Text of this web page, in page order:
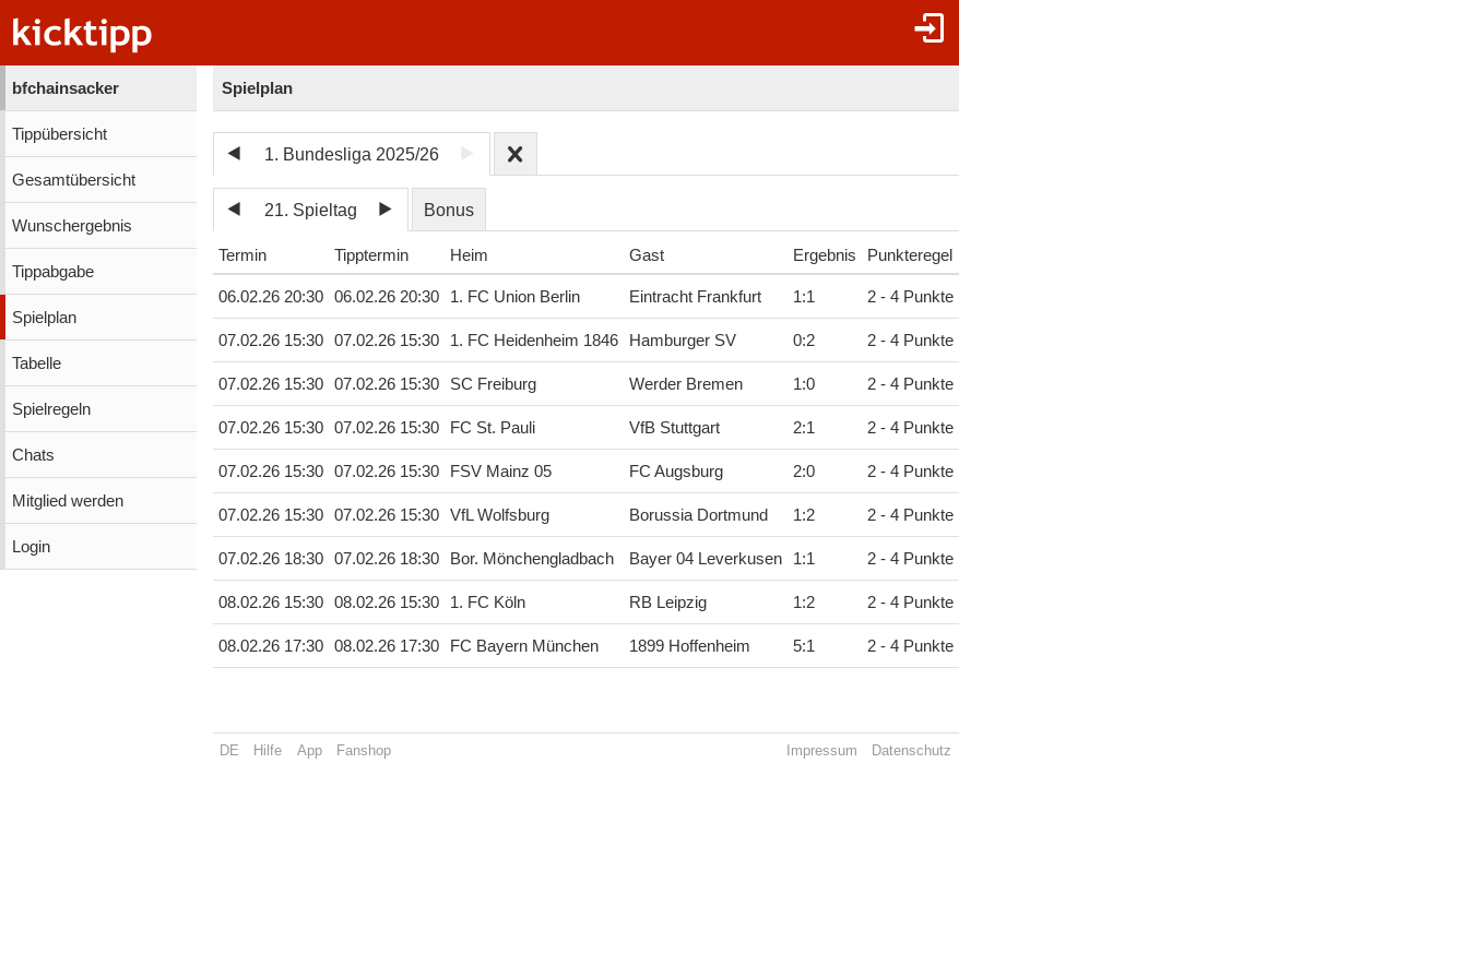
bfchainsacker
Tippübersicht
Gesamtübersicht
Wunschergebnis
Tippabgabe
Spielplan
Tabelle
Spielregeln
Chats
Mitglied werden
Login
Spielplan
1. Bundesliga 2025/26
21. Spieltag Bonus
Termin Tipptermin Heim Gast Ergebnis Punkteregel
06.02.26 20:30 06.02.26 20:30 1. FC Union Berlin Eintracht Frankfurt 1:1 2 - 4 Punkte
07.02.26 15:30 07.02.26 15:30 1. FC Heidenheim 1846 Hamburger SV 0:2 2 - 4 Punkte
07.02.26 15:30 07.02.26 15:30 SC Freiburg Werder Bremen 1:0 2 - 4 Punkte
07.02.26 15:30 07.02.26 15:30 FC St. Pauli VfB Stuttgart 2:1 2 - 4 Punkte
07.02.26 15:30 07.02.26 15:30 FSV Mainz 05 FC Augsburg 2:0 2 - 4 Punkte
07.02.26 15:30 07.02.26 15:30 VfL Wolfsburg Borussia Dortmund 1:2 2 - 4 Punkte
07.02.26 18:30 07.02.26 18:30 Bor. Mönchengladbach Bayer 04 Leverkusen 1:1 2 - 4 Punkte
08.02.26 15:30 08.02.26 15:30 1. FC Köln RB Leipzig 1:2 2 - 4 Punkte
08.02.26 17:30 08.02.26 17:30 FC Bayern München 1899 Hoffenheim 5:1 2 - 4 Punkte
DE Hilfe App Fanshop Impressum Datenschutz